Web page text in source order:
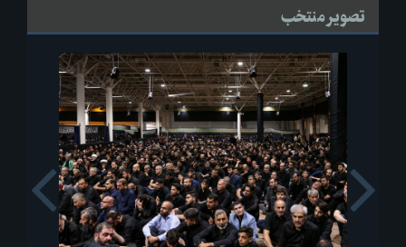
تصویر منتخب
Next